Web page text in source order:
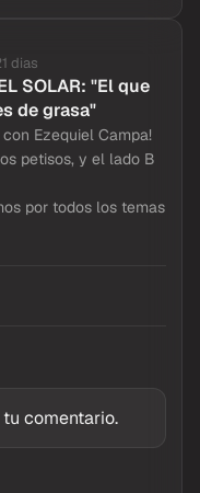
dias
SOLAR: "El que
de grasa"
Ezequiel Campa!
petisos, y el lado B
por todos los temas
comentario.